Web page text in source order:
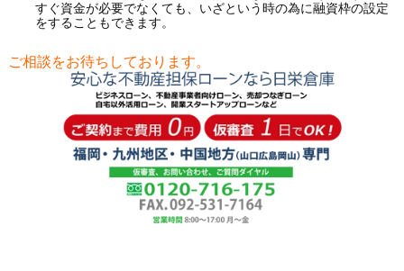
すぐ資金が必要でなくても、いざという時の為に融資枠の設定
をすることもできます。
ご相談をお待ちしております。